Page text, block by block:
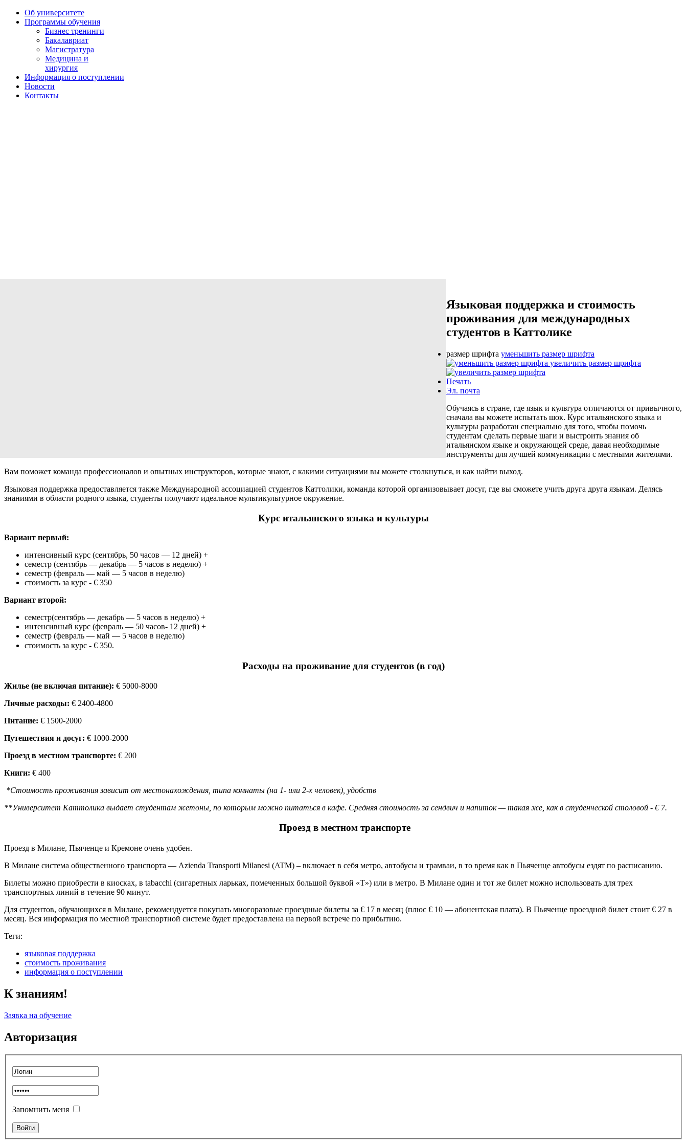
Об университете
Программы обучения
Бизнес тренинги
Бакалавриат
Магистратура
Медицина и
хирургия
Информация о поступлении
Новости
Контакты
Языковая поддержка и стоимость
проживания для международных
студентов в Каттолике
размер шрифта уменьшить размер шрифта
увеличить размер шрифта
Печать
Эл. почта
Обучаясь в стране, где язык и культура отличаются от привычного,
сначала вы можете испытать шок. Курс итальянского языка и
культуры разработан специально для того, чтобы помочь
студентам сделать первые шаги и выстроить знания об
итальянском языке и окружающей среде, давая необходимые
инструменты для лучшей коммуникации с местными жителями.
Вам поможет команда профессионалов и опытных инструкторов, которые знают, с какими ситуациями вы можете столкнуться, и как найти выход.
Языковая поддержка предоставляется также Международной ассоциацией студентов Каттолики, команда которой организовывает досуг, где вы сможете учить друга друга языкам. Делясь
знаниями в области родного языка, студенты получают идеальное мультикультурное окружение.
Курс итальянского языка и культуры
Вариант первый:
интенсивный курс (сентябрь, 50 часов — 12 дней) +
семестр (сентябрь — декабрь — 5 часов в неделю) +
семестр (февраль — май — 5 часов в неделю)
стоимость за курс - € 350
Вариант второй:
семестр(сентябрь — декабрь — 5 часов в неделю) +
интенсивный курс (февраль — 50 часов- 12 дней) +
семестр (февраль — май — 5 часов в неделю)
стоимость за курс - € 350.
Расходы на проживание для студентов (в год)
Жилье (не включая питание): € 5000-8000
Личные расходы: € 2400-4800
Питание: € 1500-2000
Путешествия и досуг: € 1000-2000
Проезд в местном транспорте: € 200
Книги: € 400
*Стоимость проживания зависит от местонахождения, типа комнаты (на 1- или 2-х человек), удобств
**Университет Каттолика выдает студентам жетоны, по которым можно питаться в кафе. Средняя стоимость за сендвич и напиток — такая же, как в студенческой столовой - € 7.
Проезд в местном транспорте
Проезд в Милане, Пьяченце и Кремоне очень удобен.
В Милане система общественного транспорта — Azienda Transporti Milanesi (ATM) – включает в себя метро, автобусы и трамваи, в то время как в Пьяченце автобусы ездят по расписанию.
Билеты можно приобрести в киосках, в tabacchi (сигаретных ларьках, помеченных большой буквой «Т») или в метро. В Милане один и тот же билет можно использовать для трех
транспортных линий в течение 90 минут.
Для студентов, обучающихся в Милане, рекомендуется покупать многоразовые проездные билеты за € 17 в месяц (плюс € 10 — абонентская плата). В Пьяченце проездной билет стоит € 27 в
месяц. Вся информация по местной транспортной системе будет предоставлена на первой встрече по прибытию.
Теги:
языковая поддержка
стоимость проживания
информация о поступлении
К знаниям!
Заявка на обучение
Авторизация
Запомнить меня